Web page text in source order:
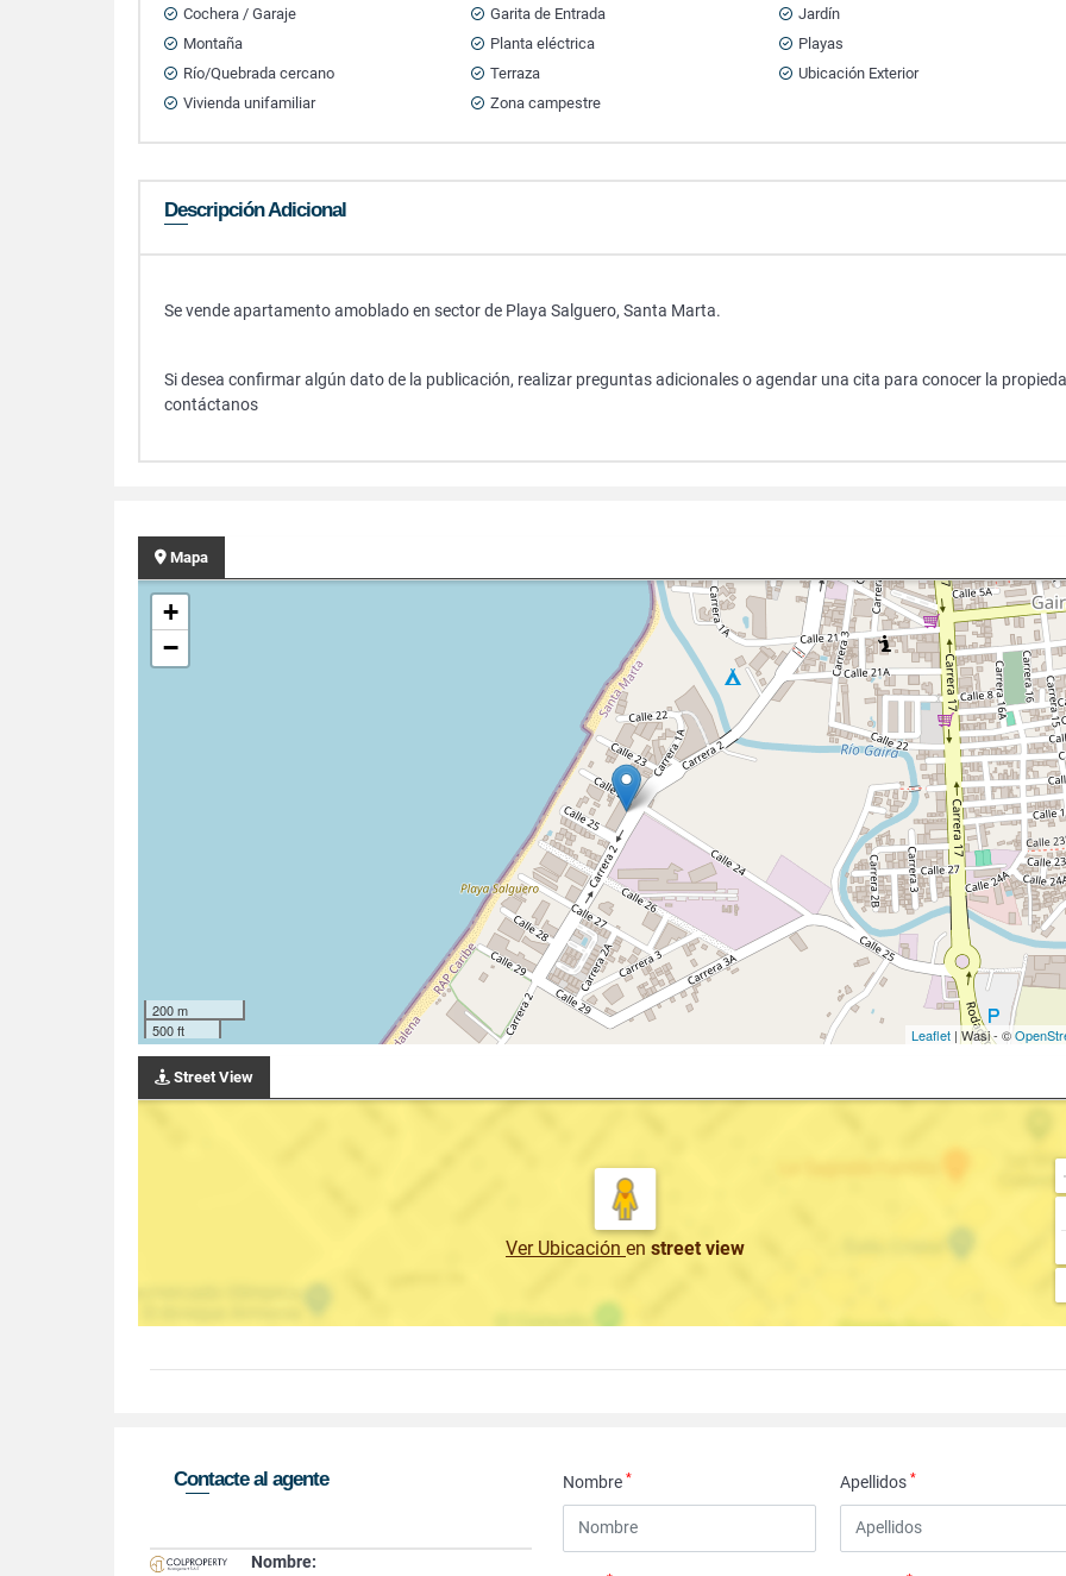
Cochera / Garaje
Garita de Entrada
Jardín
Montaña
Planta eléctrica
Playas
Río/Quebrada cercano
Terraza
Ubicación Exterior
Vivienda unifamiliar
Zona campestre
Descripción Adicional
Se vende apartamento amoblado en sector de Playa Salguero, Santa Marta.
Si desea confirmar algún dato de la publicación, realizar preguntas adicionales o agendar una cita para conocer la
contáctanos
Mapa
+
−
200 m
500 ft
Leaflet | Wasi - ©
Street View
Ver Ubicación en street view
Contacte al agente
Nombre:
Nombre* Apellidos*